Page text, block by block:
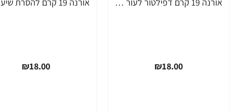
אורנה 19 קרם דפילטור לעור רגיש 80 גרם
₪18.00
₪18.00